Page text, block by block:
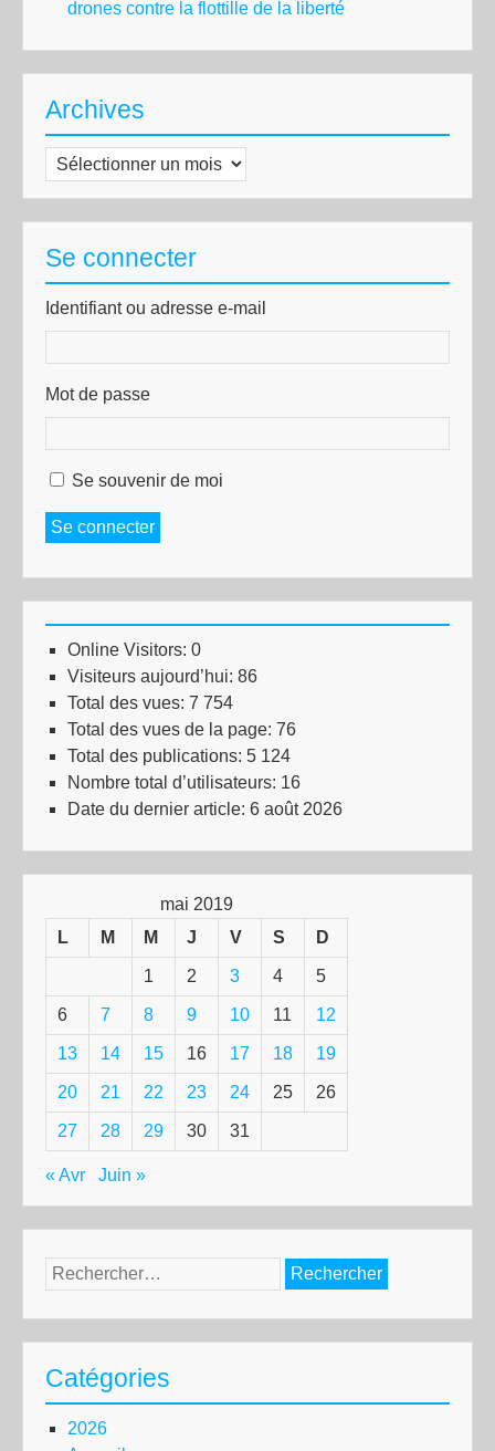
drones contre la flottille de la liberté
Archives
Archives
Se connecter
Identifiant ou adresse e-mail
Mot de passe
Se souvenir de moi
Se connecter
Online Visitors: 0
Visiteurs aujourd’hui: 86
Total des vues: 7 754
Total des vues de la page: 76
Total des publications: 5 124
Nombre total d’utilisateurs: 16
Date du dernier article: 6 août 2026
mai 2019
L
M M J V S D
1 2 3 4 5
6 7 8 9 10 11 12
13 14 15 16 17 18 19
20 21 22 23 24 25 26
27 28 29 30 31
« Avr Juin »
Rechercher :
Catégories
2026